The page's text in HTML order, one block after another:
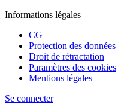
Informations légales
CG
Protection des données
Droit de rétractation
Paramètres des cookies
Mentions légales
Se connecter